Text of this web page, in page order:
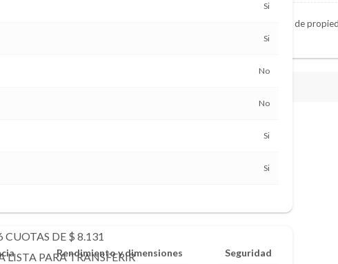
Si
Si
No
No
Si
Si
Rendimiento y dimensiones Seguridad
lo compramos al contado. Enviando fotos de su vehículo y libreta de
DE $ 8.131
PARA TRANSFERIR